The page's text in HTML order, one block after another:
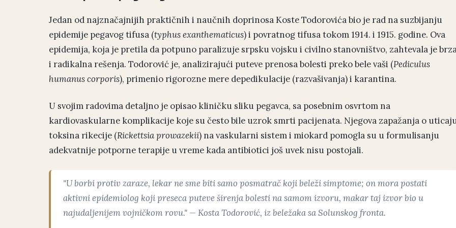
Jedan od najznačajnijih praktičnih i naučnih doprinosa Koste Todorovića bio je rad na suzbijanju
epidemije pegavog tifusa (typhus exanthematicus) i povratnog tifusa tokom 1914. i 1915. godine. Ova
epidemija, koja je pretila da potpuno paralizuje srpsku vojsku i civilno stanovništvo, zahtevala je
i radikalna rešenja. Todorović je, analizirajući puteve prenosa bolesti preko bele vaši (Pediculus
humanus corporis), primenio rigorozne mere depedikulacije (razvašivanja) i karantina.
U svojim radovima detaljno je opisao kliničku sliku pegavca, sa posebnim osvrtom na
kardiovaskularne komplikacije koje su često bile uzrok smrti pacijenata. Njegova zapažanja o
toksina rikecije (Rickettsia prowazekii) na vaskularni sistem i miokard pomogla su u formulisanju
adekvatnije potporne terapije u vreme kada antibiotici još uvek nisu postojali.
"U borbi protiv zaraze, lekar ne sme biti samo posmatrač koji beleži simptome; on mora postati
aktivni epidemiolog koji preseca puteve širenja bolesti na samom izvoru, makar taj izvor bio u
najudaljenijem vojničkom rovu." — Kosta Todorović, iz beležaka sa Solunskog fronta.